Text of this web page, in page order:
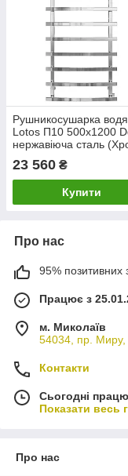
Рушникосушарка
Lotos П10 500х1200
нержавіюча сталь
підключення)
23 560 ₴
Купити
Про нас
95% позитивних
Працює з
м. Миколаїв
54034, пр. Миру,
Контакти
Сьогодні
Показати весь
Про нас